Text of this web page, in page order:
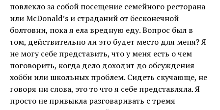
повлекло за собой посещение семейного ресторана
или McDonald’s и страданий от бесконечной
болтовни, пока я ела вредную еду. Вопрос был в
том, действительно ли это будет место для меня? Я
не могу себе представить, что у меня есть о чем
поговорить, когда дело доходит до обсуждения
хобби или школьных проблем. Сидеть скучающе, не
говоря ни слова, это то что я себе представляла. Я
просто не привыкла разговаривать с тремя